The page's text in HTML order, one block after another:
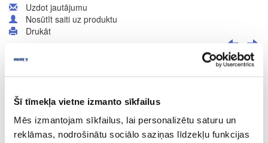
Šī tīmekļa vietne izmanto sīkfailus
Mēs izmantojam sīkfailus, lai personalizētu saturu un
reklāmas, nodrošinātu sociālo saziņas līdzekļu funkcijas
Uzdot jautājumu
Nosūtīt saiti uz produktu
Drukāt
Cietā vaska eļļa OSMO TopOil, balta